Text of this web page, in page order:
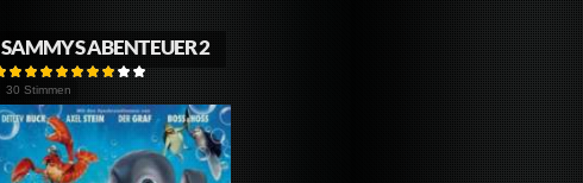
SAMMYS ABENTEUER 2
30 Stimmen